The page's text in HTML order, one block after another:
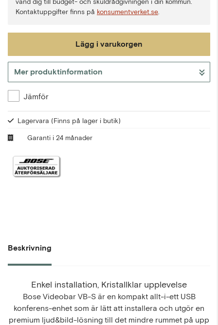
Kontaktuppgifter finns på konsumentverket.se
Lägg i varukorgen
Gå till kassan
Mer produktinformation
Jämför
Lagervara (Finns på lager i butik)
Garanti i 24 månader
Beskrivning
Enkel installation, Kristallklar upplevelse
Bose Videobar VB-S är en kompakt allt-i-ett USB
konferens-enhet som är lätt att installera och utgör en
premium ljud&bild-lösning till det mindre rummet på upp